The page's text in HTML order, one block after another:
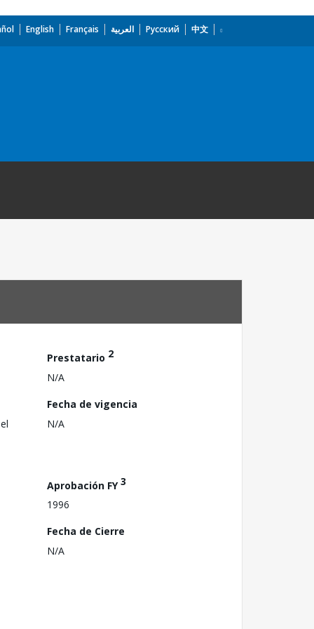
English Français العربية Русский 中文
Prestatario 2
N/A
Fecha de vigencia
N/A
Aprobación FY3
1996
Fecha de Cierre
N/A